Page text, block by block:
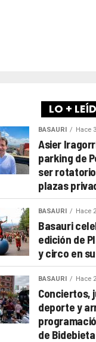
LO +
BASAURI Hace
Asier
parking de
ser
plazas
BASAURI Hace
Basauri
edición de
y circo en
BASAURI Hace
Conciertos,
deporte y
de Bidebieta